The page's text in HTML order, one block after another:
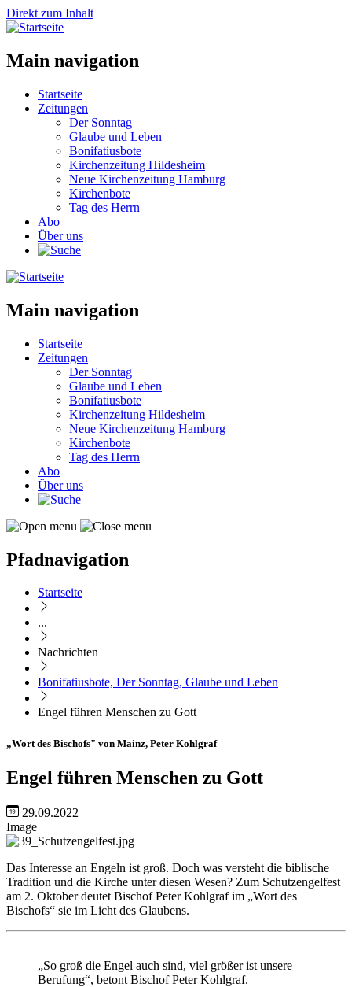
Direkt zum Inhalt
Main navigation
Startseite
Zeitungen
Der Sonntag
Glaube und Leben
Bonifatiusbote
Kirchenzeitung Hildesheim
Neue Kirchenzeitung Hamburg
Kirchenbote
Tag des Herrn
Abo
Über uns
Main navigation
Startseite
Zeitungen
Der Sonntag
Glaube und Leben
Bonifatiusbote
Kirchenzeitung Hildesheim
Neue Kirchenzeitung Hamburg
Kirchenbote
Tag des Herrn
Abo
Über uns
Pfadnavigation
Startseite
...
Nachrichten
Bonifatiusbote, Der Sonntag, Glaube und Leben
Engel führen Menschen zu Gott
„Wort des Bischofs" von Mainz, Peter Kohlgraf
Engel führen Menschen zu Gott
29.09.2022
Image
Das Interesse an Engeln ist groß. Doch was versteht die biblische
Tradition und die Kirche unter diesen Wesen? Zum Schutzengelfest
am 2. Oktober deutet Bischof Peter Kohlgraf im „Wort des
Bischofs“ sie im Licht des Glaubens.
„So groß die Engel auch sind, viel größer ist unsere
Berufung“, betont Bischof Peter Kohlgraf.